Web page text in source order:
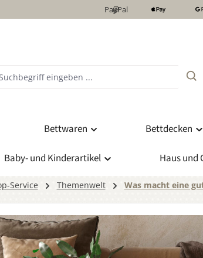
PayPal
Bettwaren Bettdecken
Baby- und Kinderartikel Haus und
Service Themenwelt Was macht eine